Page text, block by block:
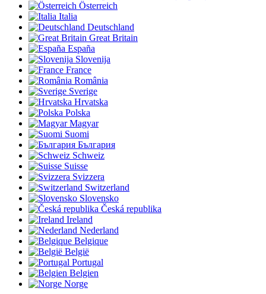
Österreich
Italia
Deutschland
Great Britain
España
Slovenija
France
România
Sverige
Hrvatska
Polska
Magyar
Suomi
България
Schweiz
Suisse
Svizzera
Switzerland
Slovensko
Česká republika
Ireland
Nederland
Belgique
België
Portugal
Belgien
Norge